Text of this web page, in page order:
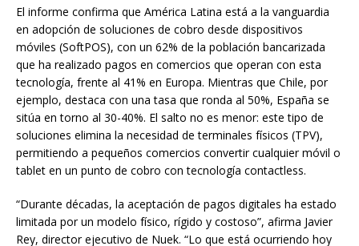
El informe confirma que América Latina está a la vanguardia
en adopción de soluciones de cobro desde dispositivos
móviles (SoftPOS), con un 62% de la población bancarizada
que ha realizado pagos en comercios que operan con esta
tecnología, frente al 41% en Europa. Mientras que Chile, por
ejemplo, destaca con una tasa que ronda al 50%, España se
sitúa en torno al 30-40%. El salto no es menor: este tipo de
soluciones elimina la necesidad de terminales físicos (TPV),
permitiendo a pequeños comercios convertir cualquier móvil o
tablet en un punto de cobro con tecnología contactless.
“Durante décadas, la aceptación de pagos digitales ha estado
limitada por un modelo físico, rígido y costoso”, afirma Javier
Rey, director ejecutivo de Nuek. “Lo que está ocurriendo hoy